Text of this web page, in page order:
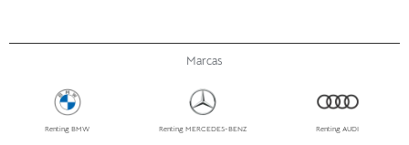
Marcas
Renting BMW Renting MERCEDES-BENZ Renting AUDI